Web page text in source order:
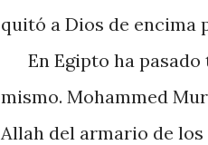
quitó a Dios de encima
En Egipto ha pasado
mismo. Mohammed
Allah del armario de